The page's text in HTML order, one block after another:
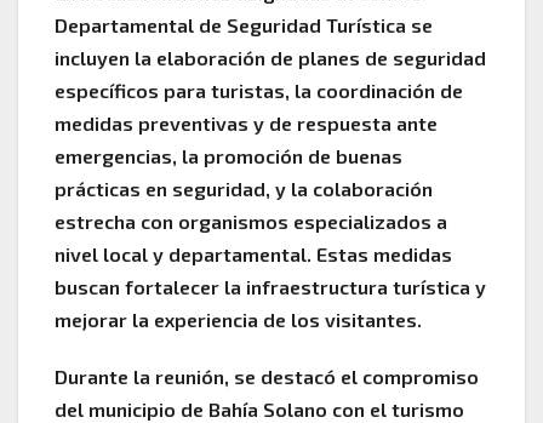
Departamental de Seguridad Turística se
incluyen la elaboración de planes de seguridad
específicos para turistas, la coordinación de
medidas preventivas y de respuesta ante
emergencias, la promoción de buenas
prácticas en seguridad, y la colaboración
estrecha con organismos especializados a
nivel local y departamental. Estas medidas
buscan fortalecer la infraestructura turística y
mejorar la experiencia de los visitantes.
Durante la reunión, se destacó el compromiso
del municipio de Bahía Solano con el turismo